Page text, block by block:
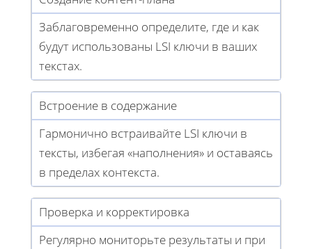
Заблаговременно определите, где и как
будут использованы LSI ключи в ваших
текстах.
Встроение в содержание
Гармонично встраивайте LSI ключи в
тексты, избегая «наполнения» и оставаясь
в пределах контекста.
Проверка и корректировка
Регулярно мониторьте результаты и при